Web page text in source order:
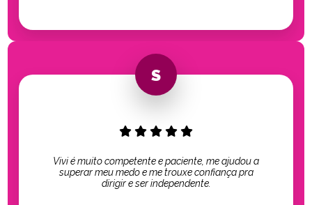
Vivi é muito competente e paciente, me ajudou a
superar meu medo e me trouxe confiança pra
dirigir e ser independente.